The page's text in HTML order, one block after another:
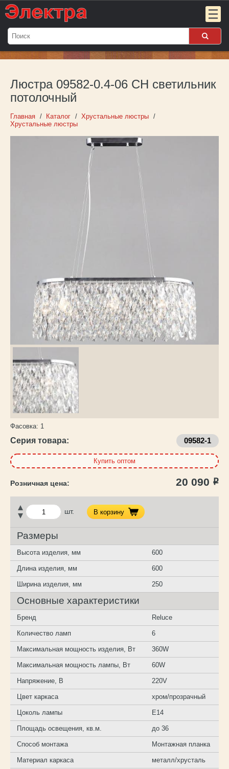
Мой
Пока
пуст
Войти
О компании
Люстра 09582-0.4-06 CH светильник
потолочный
Главная Каталог
Хрустальные люстры
Хрустальные люстры
Фасовка: 1
Серия товара: 09582-1
Купить оптом
20 090 Р
шт. В корзину
Размеры
Высота изделия, мм 600
Длина изделия, мм 600
Ширина изделия, мм 250
Основные характеристики
Бренд Reluce
Количество ламп 6
Максимальная мощность изделия, Вт 360W
Максимальная мощность лампы, Вт 60W
Напряжение, В 220V
Цвет каркаса хром/прозрачный
Цоколь лампы E14
Площадь освещения, кв.м. до 36
Способ монтажа Монтажная планка
Материал каркаса металл/хрусталь